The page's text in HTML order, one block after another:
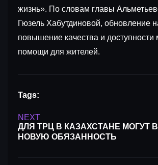
жизнь». По словам главы
Гюзель Хабутдиновой, обновление
повышение качества и доступности
помощи для жителей.
Tags:
NEXT
ДЛЯ ТРЦ В КАЗАХСТАНЕ МОГУТ
НОВУЮ ОБЯЗАННОСТЬ